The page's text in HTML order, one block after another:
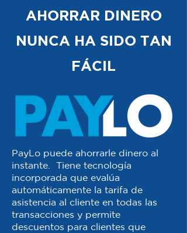
AHORRAR DINERO
NUNCA HA SIDO TAN
FÁCIL
PayLo puede ahorrarle dinero al
instante. Tiene tecnología
incorporada que evalúa
automáticamente la tarifa de
asistencia al cliente en todas las
transacciones y permite
descuentos para clientes que